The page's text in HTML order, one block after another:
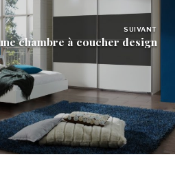
SUIVANT
chambre à coucher design